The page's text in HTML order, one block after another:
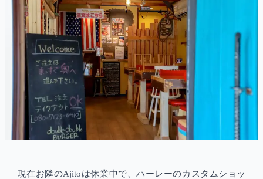
現在お隣のAjitoは休業中で、ハーレーのカスタムショッ